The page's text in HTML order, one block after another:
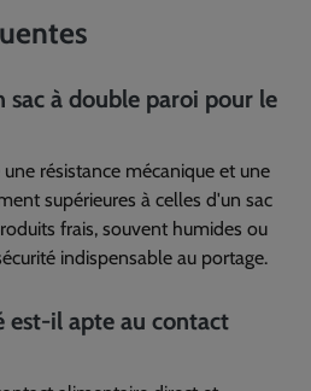
sac à double paroi pour le
résistance mécanique et une
supérieures à celles d'un sac
frais, souvent humides ou
indispensable au portage.
est-il apte au contact